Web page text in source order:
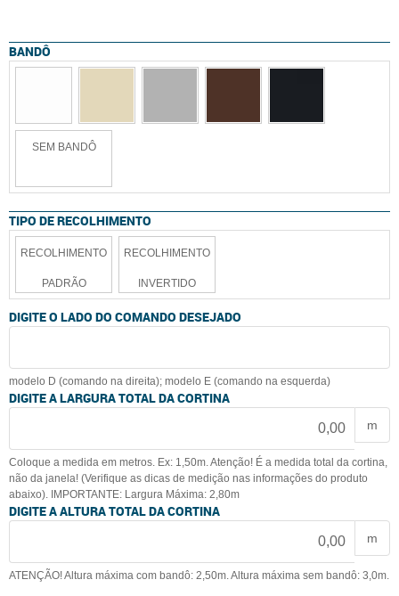
BANDÔ
SEM BANDÔ
TIPO DE RECOLHIMENTO
RECOLHIMENTO
PADRÃO
RECOLHIMENTO
INVERTIDO
DIGITE O LADO DO COMANDO DESEJADO
modelo D (comando na direita); modelo E (comando na esquerda)
DIGITE A LARGURA TOTAL DA CORTINA
m
Coloque a medida em metros. Ex: 1,50m. Atenção! É a medida total da cortina,
não da janela! (Verifique as dicas de medição nas informações do produto
abaixo). IMPORTANTE: Largura Máxima: 2,80m
DIGITE A ALTURA TOTAL DA CORTINA
m
ATENÇÃO! Altura máxima com bandô: 2,50m. Altura máxima sem bandô: 3,0m.